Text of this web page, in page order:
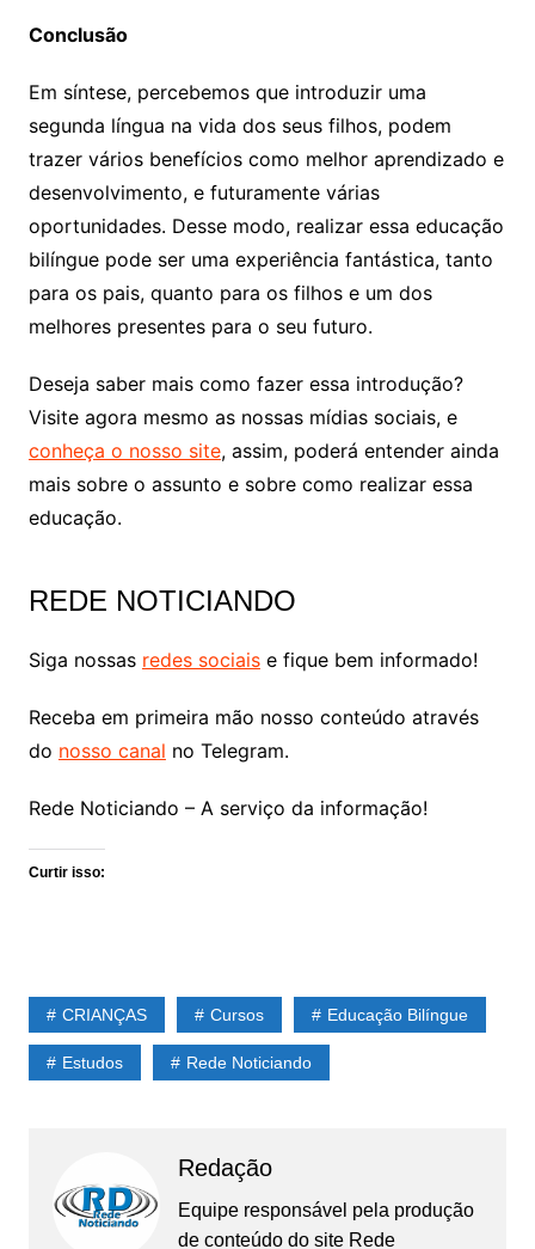
Conclusão
Em síntese, percebemos que introduzir uma
segunda língua na vida dos seus filhos, podem
trazer vários benefícios como melhor aprendizado e
desenvolvimento, e futuramente várias
oportunidades. Desse modo, realizar essa educação
bilíngue pode ser uma experiência fantástica, tanto
para os pais, quanto para os filhos e um dos
melhores presentes para o seu futuro.
Deseja saber mais como fazer essa introdução?
Visite agora mesmo as nossas mídias sociais, e
conheça o nosso site, assim, poderá entender ainda
mais sobre o assunto e sobre como realizar essa
educação.
REDE NOTICIANDO
Siga nossas redes sociaise fique bem informado!
Receba em primeira mão nosso conteúdo através
do nosso canal no Telegram.
Rede Noticiando – A serviço da informação!
Curtir isso:
CRIANÇAS Cursos Educação Bilíngue
Estudos Rede Noticiando
Redação
Equipe responsável pela produção
de conteúdo do site Rede